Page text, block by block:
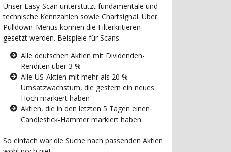
Unser Easy-Scan unterstützt fundamentale und
technische Kennzahlen sowie Chartsignal. Über
Pulldown-Menüs können die Filterkritieren
gesetzt werden. Beispiele für Scans:
Alle deutschen Aktien mit Dividenden-
Renditen über 3 %
Alle US-Aktien mit mehr als 20 %
Umsatzwachstum, die gestern ein neues
Hoch markiert haben
Aktien, die in den letzten 5 Tagen einen
Candlestick-Hammer markiert haben.
So einfach war die Suche nach passenden Aktien